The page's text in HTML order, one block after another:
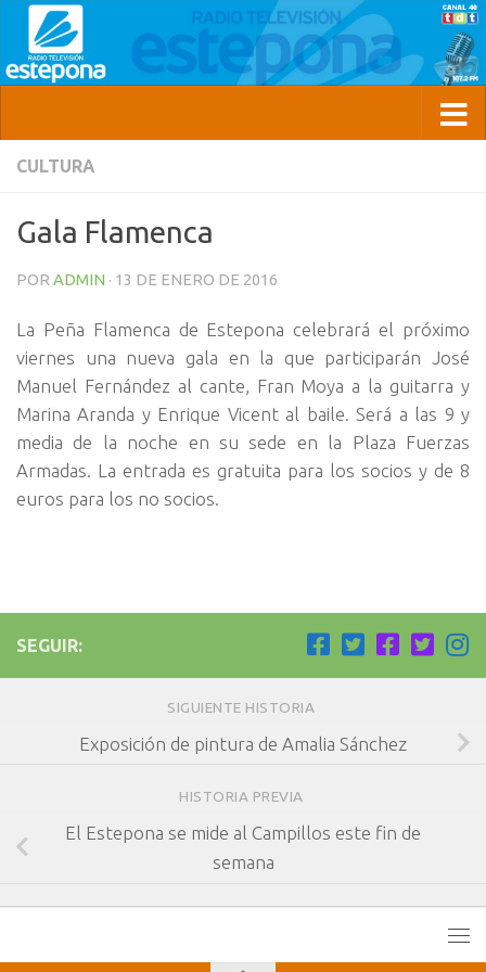
CULTURA
Gala Flamenca
POR ADMIN · 13 DE ENERO DE 2016
La Peña Flamenca de Estepona celebrará el próximo
viernes una nueva gala en la que participarán José
Manuel Fernández al cante, Fran Moya a la guitarra y
Marina Aranda y Enrique Vicent al baile. Será a las 9 y
media de la noche en su sede en la Plaza Fuerzas
Armadas. La entrada es gratuita para los socios y de 8
euros para los no socios.
SEGUIR:
SIGUIENTE HISTORIA
Exposición de pintura de Amalia Sánchez
HISTORIA PREVIA
El Estepona se mide al Campillos este fin de
semana